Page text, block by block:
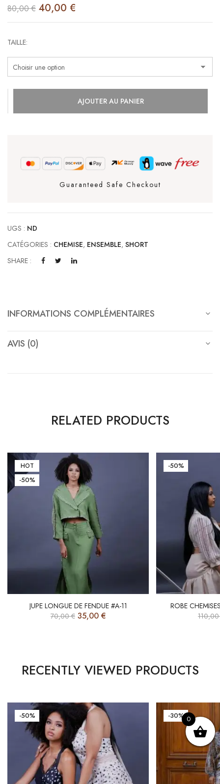
80,00€ 40,00 €
TAILLE
AJOUTER AU PANIER
Guaranteed Safe Checkout
UGS : ND
CATÉGORIES : CHEMISE, ENSEMBLE, SHORT
SHARE :
INFORMATIONS COMPLÉMENTAIRES
AVIS (0)
RELATED PRODUCTS
HOT
-50%
JUPE LONGUE DE FENDUE #A-11
70,00€ 35,00 €
-50%
ROBE
RECENTLY VIEWED PRODUCTS
-50% -30% 0